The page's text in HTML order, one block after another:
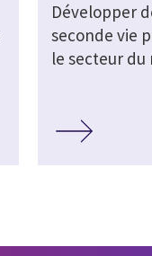
Développer
seconde vie
le secteur du